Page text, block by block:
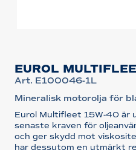
EUROL
Art. E100046-1L
Mineralisk motorolja för
Eurol Multifleet 15W-40 är
senaste kraven för
och ger skydd mot
har dessutom en utmärkt